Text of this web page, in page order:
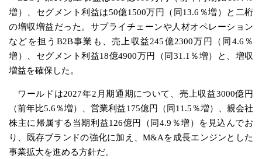
増）、セグメント利益は50億1500万円（同13.6％増）と二桁
の増収増益だった。サプライチェーンや人材オペレーション
などを担うB2B事業も、売上収益245億2300万円（同4.6％
増）、セグメント利益18億4900万円（同31.1％増）と、増収
増益を確保した。
ワールドは2027年2月期通期について、売上収益3000億円
（前年比5.6％増）、営業利益175億円（同11.5％増）、親会社
株主に帰属する当期利益126億円（同4.9％増）を見込んでお
り、既存ブランドの強化に加え、M&Aを成長エンジンとした
事業拡大を進める方針だ。